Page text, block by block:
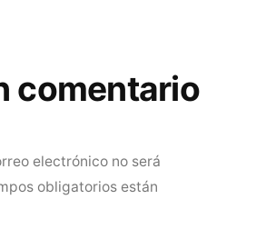
comentario
electrónico no será
obligatorios están